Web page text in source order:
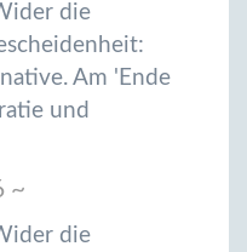
die
Am 'Ende
und
~
die